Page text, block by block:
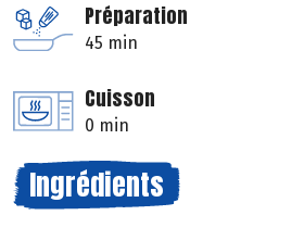
Préparation
45 min
Cuisson
0 min
Ingrédients